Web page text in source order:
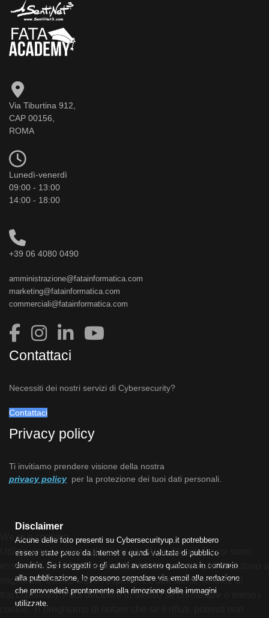
Via Tiburtina 912,
CAP 00156,
ROMA
Lunedì-venerdì
09:00 - 13:00
14:00 - 18:00
+39 06 4080 0490
amministrazione@fatainformatica.com
marketing@fatainformatica.com
commerciali@fatainformatica.com
Contattaci
Necessiti dei nostri servizi di Cybersecurity?
Contattaci
Privacy policy
Ti invitiamo prendere visione della nostra
privacy policy per la protezione dei tuoi dati personali.
Disclaimer
Alcune delle foto presenti su Cybersecurityup.it potrebbero
essere state prese da Internet e quindi valutate di pubblico
dominio. Se i soggetti o gli autori avessero qualcosa in contrario
alla pubblicazione, lo possono segnalare via email alla redazione
che provvederà prontamente alla rimozione delle immagini
utilizzate.
We use cookies
Utilizziamo i cookie sul nostro sito Web. Alcuni di essi sono
essenziali per il funzionamento del sito, mentre altri ci aiutano a
migliorare questo sito e l'esperienza dell'utente (cookie di
tracciamento). Puoi decidere tu stesso se consentire o meno i
cookie. Ti preghiamo di notare che se li rifiuti, potresti non